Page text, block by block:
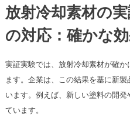
放射冷却素材の
の対応：確かな
実証実験では、放射冷却素材が確
ます。企業は、この結果を基に新
います。例えば、新しい塗料の開
ています。